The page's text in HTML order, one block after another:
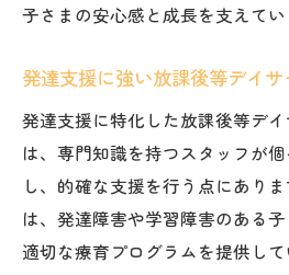
子さまの安心感と成長を支えてい
発達支援に強い放課後等デイ
発達支援に特化した放課後等デ
は、専門知識を持つスタッフが
し、的確な支援を行う点にあり
は、発達障害や学習障害のある子
適切な療育プログラムを提供し